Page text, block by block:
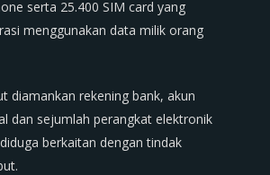
serta 25.400 SIM card yang
menggunakan data milik orang
diamankan rekening bank, akun
dan sejumlah perangkat elektronik
berkaitan dengan tindak